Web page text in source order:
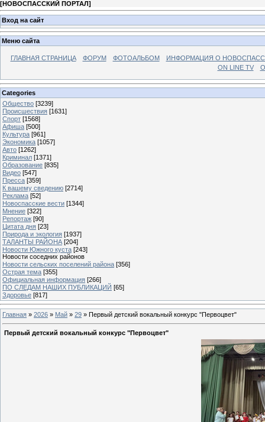
[НОВОСПАССКИЙ ПОРТАЛ]
Вход на сайт
Меню сайта
ГЛАВНАЯ СТРАНИЦА ФОРУМ ФОТОАЛЬБОМ
ИНФОРМАЦИЯ О
ON LINE TV
Categories
Общество [3239]
Происшествия [1631]
Спорт [1568]
Афиша [500]
Культура [961]
Экономика [1057]
Авто [1262]
Криминал [1371]
Образование [835]
Видео [547]
Пресса [359]
К вашему сведению [2714]
Реклама [52]
Новоспасские вести [1344]
Мнение [322]
Репортаж [90]
Цитата дня [23]
Природа и экология [1937]
ТАЛАНТЫ РАЙОНА [204]
Новости Южного куста [243]
Новости соседних районов
Новости сельских поселений района [356]
Острая тема [355]
Официальная информация [266]
ПО СЛЕДАМ НАШИХ ПУБЛИКАЦИЙ [65]
Здоровье [817]
Главная » 2026 » Май » 29 » Первый детский вокальный конкурс "Первоцвет"
Первый детский вокальный конкурс "Первоцвет"